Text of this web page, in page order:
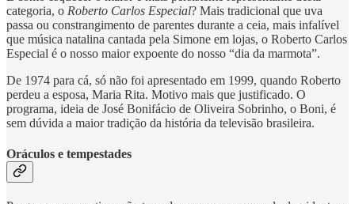
categoria, o Roberto Carlos Especial? Mais tradicional que uva
passa ou constrangimento de parentes durante a ceia, mais infalível
que música natalina cantada pela Simone em lojas, o Roberto Carlos
Especial é o nosso maior expoente do nosso “dia da marmota”.
De 1974 para cá, só não foi apresentado em 1999, quando Roberto
perdeu a esposa, Maria Rita. Motivo mais que justificado. O
programa, ideia de José Bonifácio de Oliveira Sobrinho, o Boni, é
sem dúvida a maior tradição da história da televisão brasileira.
Oráculos e tempestades